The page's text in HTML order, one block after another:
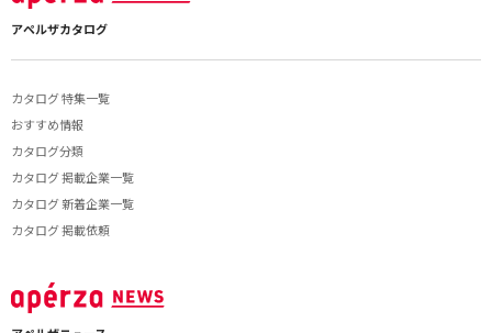
アペルザカタログ
カタログ 特集一覧
おすすめ情報
カタログ分類
カタログ 掲載企業一覧
カタログ 新着企業一覧
カタログ 掲載依頼